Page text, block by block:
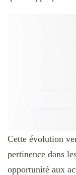
Cette évolution
pertinence dans
opportunité aux